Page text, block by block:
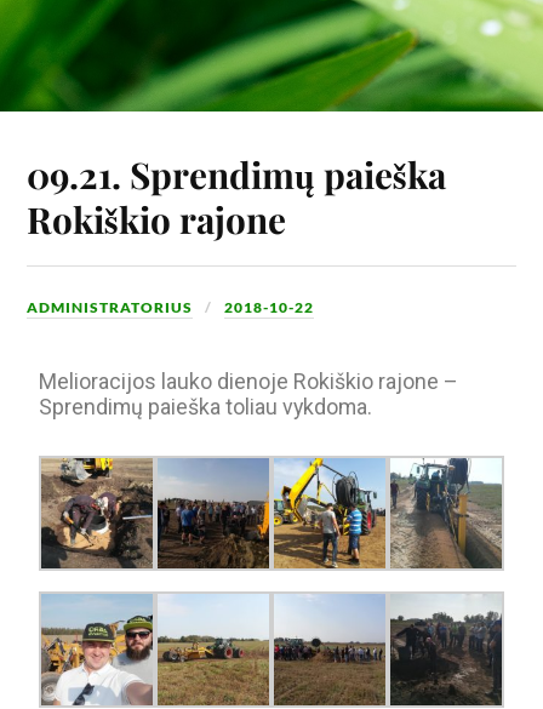
09.21. Sprendimų paieška
Rokiškio rajone
ADMINISTRATORIUS 2018-10-22
Melioracijos lauko dienoje Rokiškio rajone –
Sprendimų paieška toliau vykdoma.